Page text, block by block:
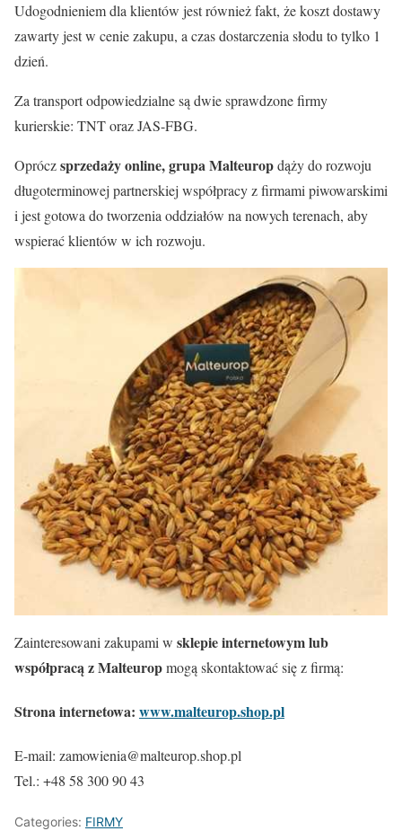
Udogodnieniem dla klientów jest również fakt, że koszt dostawy
zawarty jest w cenie zakupu, a czas dostarczenia słodu to tylko 1
dzień.
Za transport odpowiedzialne są dwie sprawdzone firmy
kurierskie: TNT oraz JAS-FBG.
Opróczsprzedaży online, grupa Malteuropdąży do rozwoju
długoterminowej partnerskiej współpracy z firmami piwowarskimi
i jest gotowa do tworzenia oddziałów na nowych terenach, aby
wspierać klientów w ich rozwoju.
Zainteresowani zakupami w sklepie internetowym lub
współpracą z Malteuropmogą skontaktować się z firmą:
Strona internetowa: www.malteurop.shop.pl
E-mail: zamowienia@malteurop.shop.pl
Tel.: +48 58 300 90 43
Categories: FIRMY